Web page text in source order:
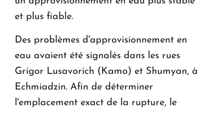
et plus fiable.
Des problèmes d'approvisionnement en
eau avaient été signalés dans les rues
Grigor Lusavorich (Kamo) et Shumyan, à
Echmiadzin. Afin de déterminer
l'emplacement exact de la rupture, le